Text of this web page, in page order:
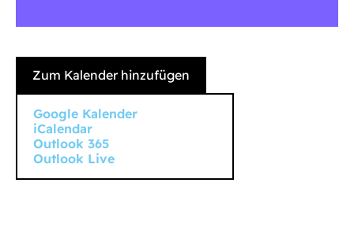
Zum Kalender hinzufügen
Google Kalender
iCalendar
Outlook 365
Outlook Live